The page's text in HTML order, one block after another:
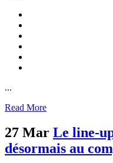
...
Read More
27 Mar Le line-
désormais au